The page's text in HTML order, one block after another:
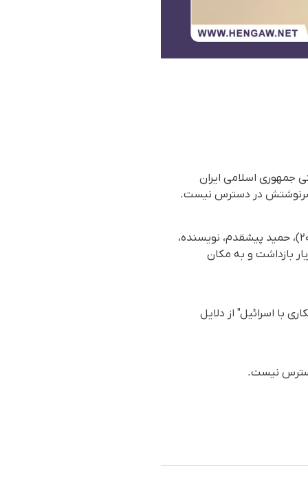
جمهوری اسلامی ایران
سرنوشتش در دسترس نیست.
بر اساس گزارش رسیده به سازمان حقوق بشری هه‌نگاو، روز سه‌شنبه ۲۷ خردادماه ۱۴۰۴ (۱۷ ژوئن ۲۰۲۵)، حمید پیشقدم، نویسنده،
بازداشت و به مکان
با اسرائیل" از دلایل
دسترس نیست.